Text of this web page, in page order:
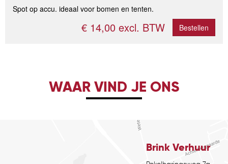
Spot op accu. ideaal voor bomen en tenten.
Bestellen
€ 14,00 excl. BTW
WAAR VIND JE ONS
Brink Verhuur